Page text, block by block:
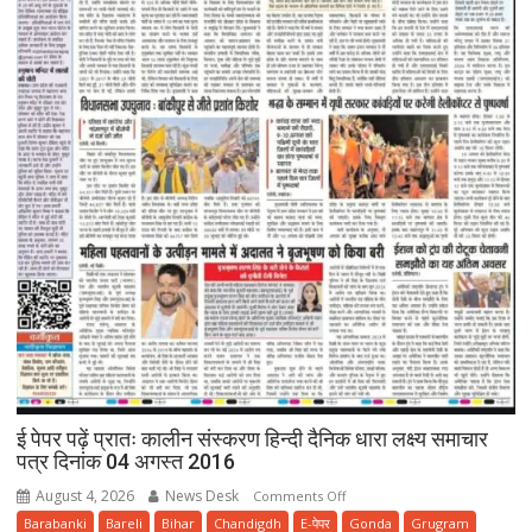
ई पेपर पढ़ें प्रातः कालीन संस्करण हिन्दी दैनिक धारा लक्ष्य समाचार
पत्र दिनांक 04 अगस्त 2016
August 4, 2026 News Desk Comments Offon
ई
Barabanki Bareli Bihar Chandigdh E-पेपर Gonda
Grugram